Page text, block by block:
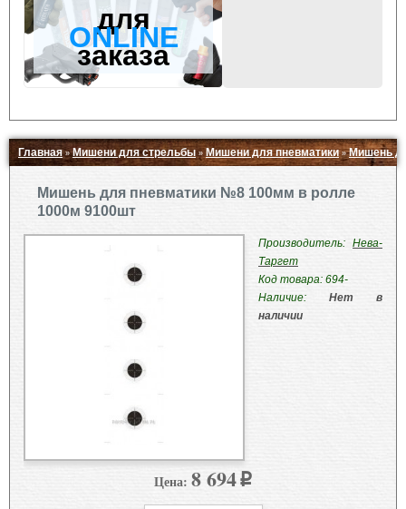
для
ONLINE
заказа
Главная»Мишени для стрельбы » Мишени для пневматики»Мишень
Мишень для пневматики №8 100мм в ролле
1000м 9100шт
Производитель: Нева-
Таргет
Код товара: 694-
Наличие: Нет в
наличии
Цена: 8 694 p